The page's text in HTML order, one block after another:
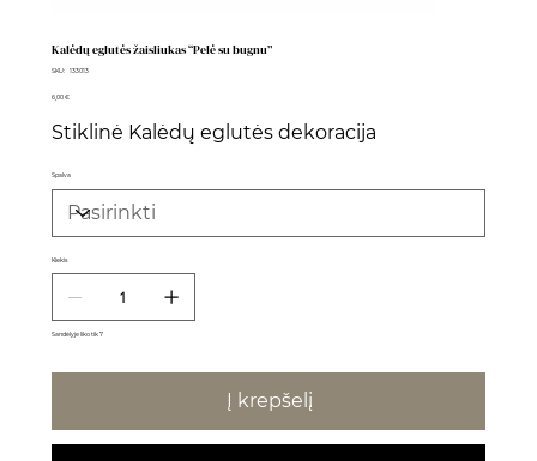
Kalėdų eglutės žaisliukas “Pelė su bugnu”
SKU:
SKU
133013
Kaina
6,00 €
Stiklinė Kalėdų eglutės dekoracija
Spalva
Kiekis
Sandėlyje liko tik 7
Į krepšelį